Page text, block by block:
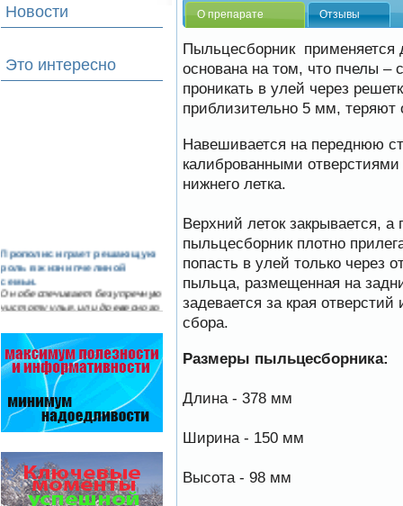
Новости
Это интересно
Прополис играет решающую
роль в жизни пчелиной
семьи.
Он обеспечивает безупречную
чистоту улья, или древесного
Варроадез - это лучшее
современное средство
для лечения варроатоза и
действует на два вида
клеща…
Препараты для лечения пчел
- это и высокая
эффективность, и безупречно
стабильные качество…
О препарате Отзывы
Пыльцесборник применяется
основана на том, что пчелы
проникать в улей через
приблизительно 5 мм, теряют
Навешивается на переднюю
калиброванными
нижнего летка.
Верхний леток закрывается,
пыльцесборник плотно
попасть в улей только через
пыльца, размещенная на
задевается за края
сбора.
Размеры пыльцесборника:
Длина - 378 мм
Ширина - 150 мм
Высота - 98 мм